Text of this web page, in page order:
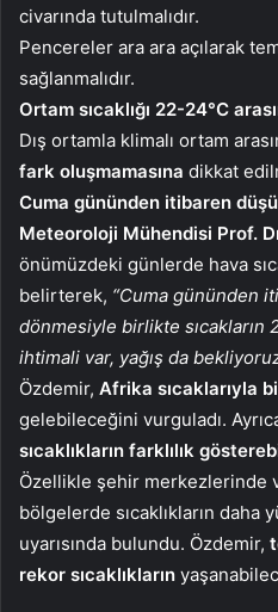
civarında tutulmalıdır.
Pencereler ara ara açılarak
sağlanmalıdır.
Ortam sıcaklığı 22-24°C
Dış ortamla klimalı ortam
fark oluşmamasına dikkat
Cuma gününden itibaren
Meteoroloji Mühendisi Prof.
önümüzdeki günlerde hava
belirterek, “Cuma gününden
dönmesiyle birlikte sıcakların
ihtimali var, yağış da
Özdemir, Afrika sıcaklarıyla
gelebileceğini vurguladı.
sıcaklıkların farklılık
Özellikle şehir merkezlerinde
bölgelerde sıcaklıkların
uyarısında bulundu. Özdemir,
rekor sıcaklıkların